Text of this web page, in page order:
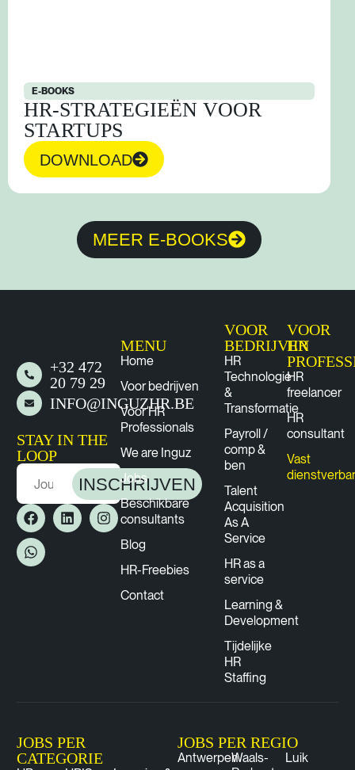
E-BOOKS
HR-STRATEGIEËN VOOR
STARTUPS
DOWNLOAD
MEER E-BOOKS
+32 472
20 79 29
INFO@INGUZHR.BE
STAY IN THE
LOOP
INSCHRIJVEN
MENU
Home
Voor bedrijven
Voor HR
Professionals
We are Inguz
Jobs
Beschikbare
consultants
Blog
HR-Freebies
Contact
VOOR
BEDRIJVEN
HR
Technologie
&
Transformatie
Payroll /
comp &
ben
Talent
Acquisition
As A
Service
HR as a
service
Learning &
Development
Tijdelijke
HR
Staffing
VOOR
HR
HR
freelancer
HR
consultant
Vast
JOBS PER
CATEGORIE
JOBS PER REGIO
AntwerpenWaals-
Luik